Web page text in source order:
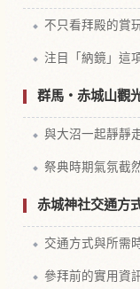
不只看拜殿的賞
注目「納鏡」這
群馬・赤城山觀
與大沼一起靜靜
祭典時期氣氛截
赤城神社交通方
交通方式與所需
參拜前的實用資